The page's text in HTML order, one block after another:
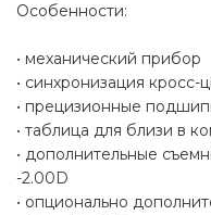
Особенности:
• механический прибор
• синхронизация кросс-
• прецизионные
• таблица для близи в
• дополнительные
-2.00D
• опционально